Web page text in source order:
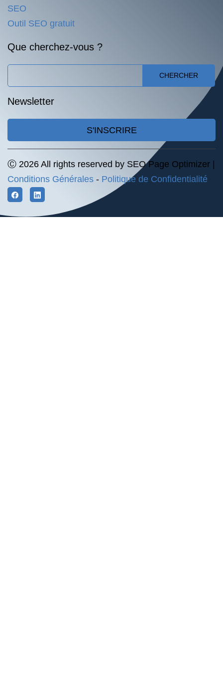
SEO
Outil SEO gratuit
Que cherchez-vous ?
CHERCHER
Newsletter
S'INSCRIRE
Ⓒ 2026 All rights reserved by SEO Page Optimizer |
Conditions Générales - Politique de Confidentialité